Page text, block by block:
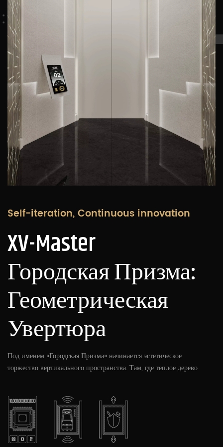
Self-iteration, Continuous innovation
XV-Master
Городская Призма:
Геометрическая
Увертюра
Под именем «Городская Призма» начинается эстетическое
торжество вертикального пространства. Там, где теплое дерево
кабины, а игра света и тени в этом компактном пространстве
создает уникальное визуальное напряжение. Это не просто
расширение пространства, но место эмоциональной
трансформации. Оно создает покой в глубине городской суеты,